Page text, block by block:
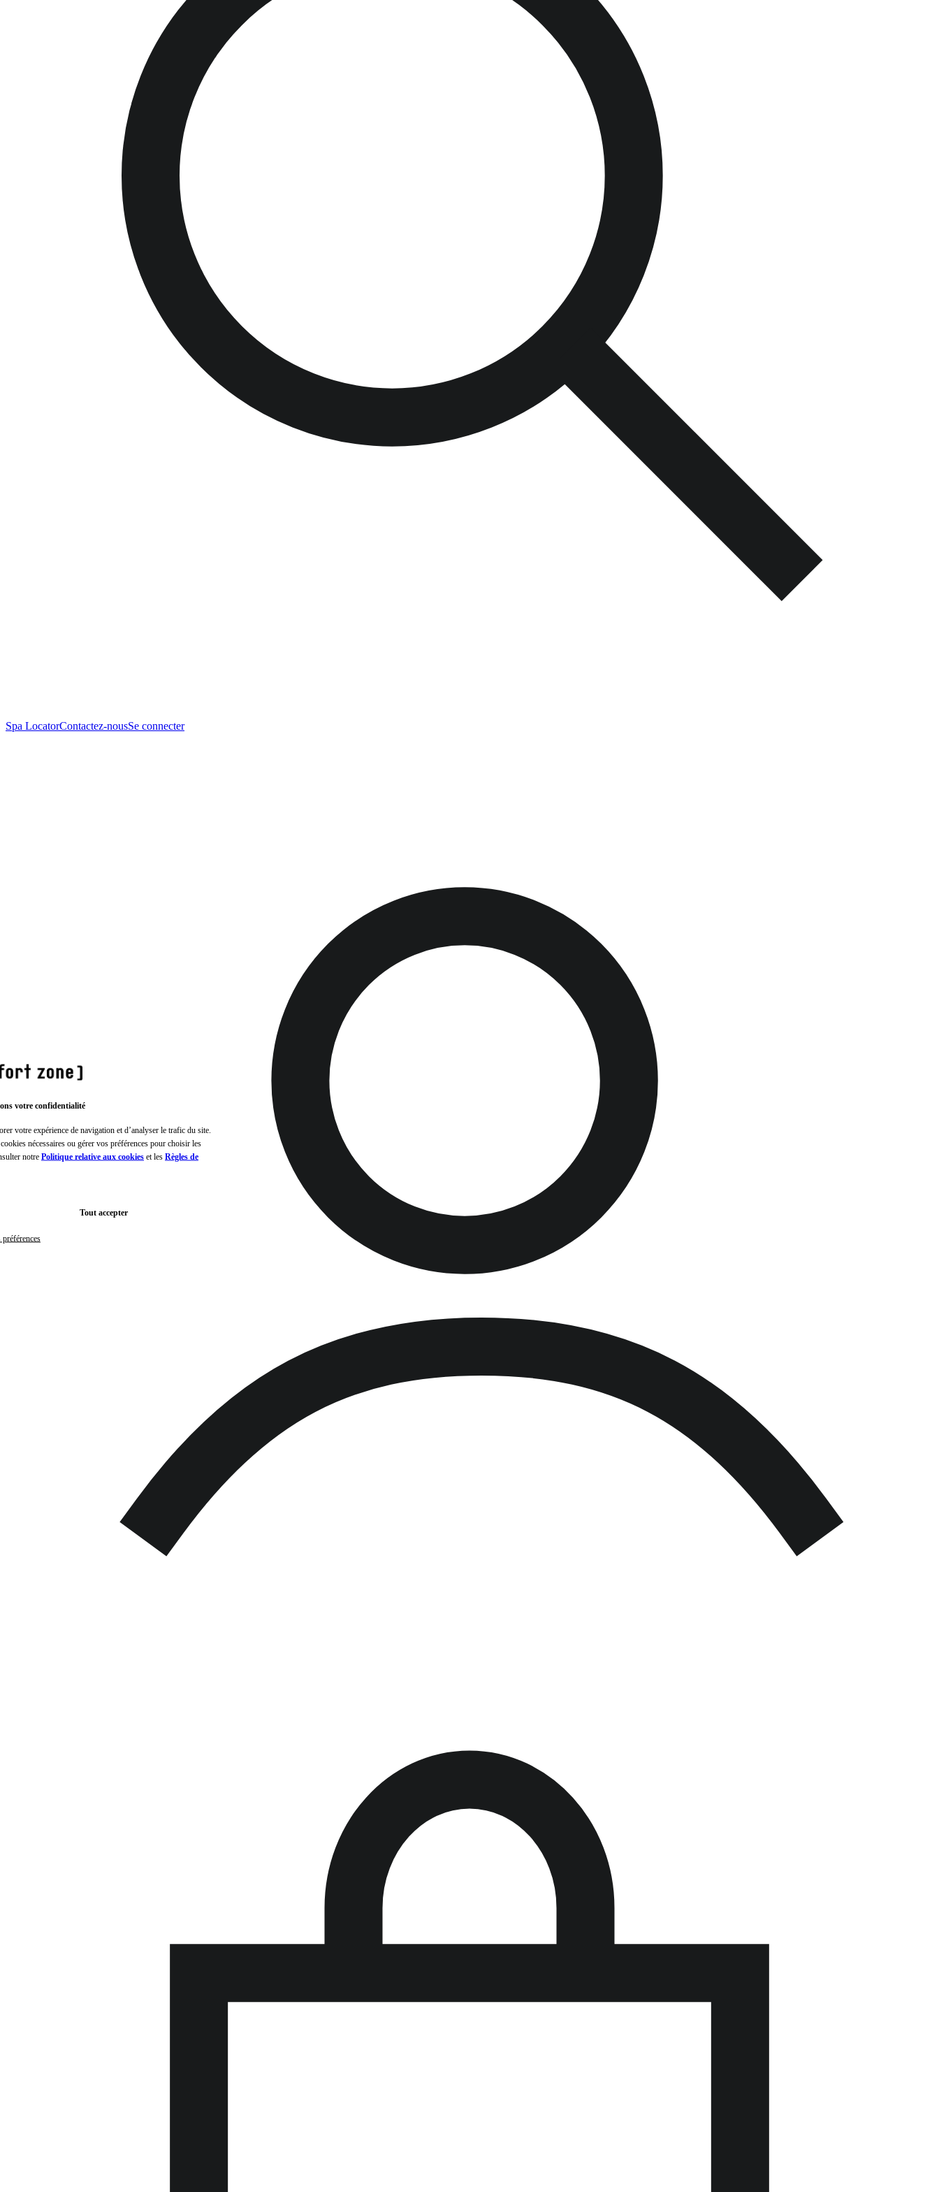
votre confidentialité
votre expérience de navigation et d’analyser le trafic du site.
nécessaires ou gérer vos préférences pour choisir les
notre Politique relative aux cookies et les Règles de
Tout accepter
préférences
Spa LocatorContactez-nousSe connecter